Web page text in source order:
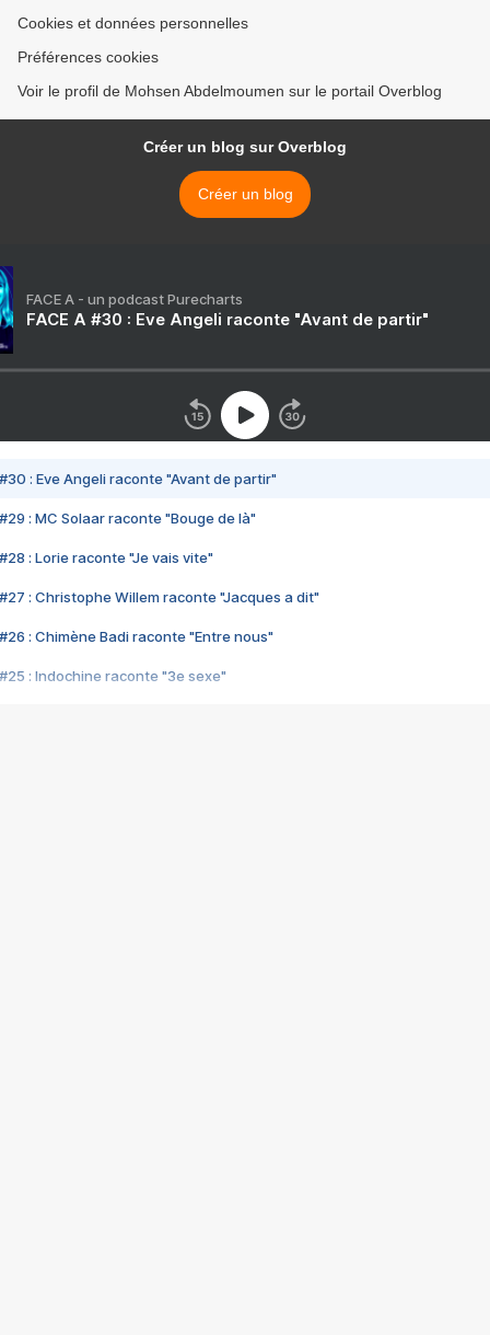
Cookies et données personnelles
Préférences cookies
Voir le profil de Mohsen Abdelmoumen sur le portail Overblog
Créer un blog sur Overblog
Créer un blog
FACE A - un podcast Purecharts
FACE A #30 : Eve Angeli raconte "Avant de partir"
#30 : Eve Angeli raconte "Avant de partir"
#29 : MC Solaar raconte "Bouge de là"
#28 : Lorie raconte "Je vais vite"
#27 : Christophe Willem raconte "Jacques a dit"
#26 : Chimène Badi raconte "Entre nous"
#25 : Indochine raconte "3e sexe"